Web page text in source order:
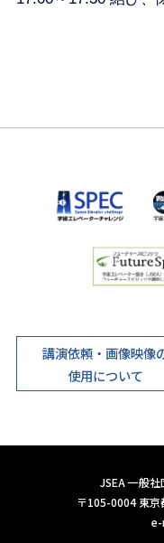
講演依頼・画像映像
使用について
JSEA 一般
〒105-0004 東京
e-